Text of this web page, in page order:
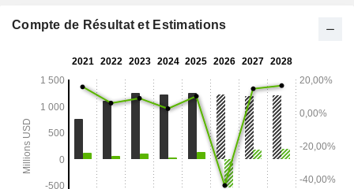
alimenté par l'IA et l'apprentissage automatique qui collecte
normalise, les associe à des entités, les vérifie, les nettoie et
personnes à grande échelle. La société agrège et extrait
différents types de données, tels que le chiffre d'affaires, les
emplacements, les technologies, les mots-clés, les
coordonnées et autres.
Compte de Résultat et Estimations